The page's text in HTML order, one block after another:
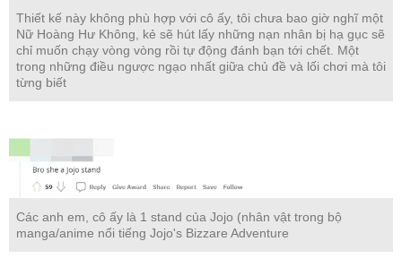
Thiết kế này không phù hợp với cô ấy, tôi chưa bao giờ nghĩ một
Nữ Hoàng Hư Không, kẻ sẽ hút lấy những nạn nhân bị hạ gục sẽ
chỉ muốn chạy vòng vòng rồi tự động đánh bạn tới chết. Một
trong những điều ngược ngạo nhất giữa chủ đề và lối chơi mà tôi
từng biết
Các anh em, cô ấy là 1 stand của Jojo (nhân vật trong bộ
manga/anime nổi tiếng Jojo's Bizzare Adventure